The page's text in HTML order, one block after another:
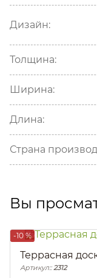
Дизайн:
Толщина:
Ширина:
Длина:
Страна
Вы
-10 %
Террасная
Артикул:: 2312